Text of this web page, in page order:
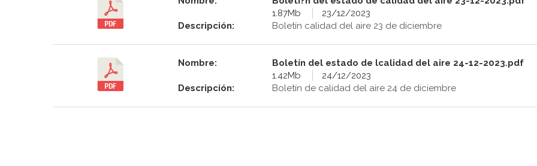
1.87Mb
23/12/2023
Descripción:
Boletín calidad del aire 23 de diciembre
Nombre:
Boletín del estado de lcalidad del aire 24-12-2023.pdf
1.42Mb
24/12/2023
Descripción:
Boletín de calidad del aire 24 de diciembre